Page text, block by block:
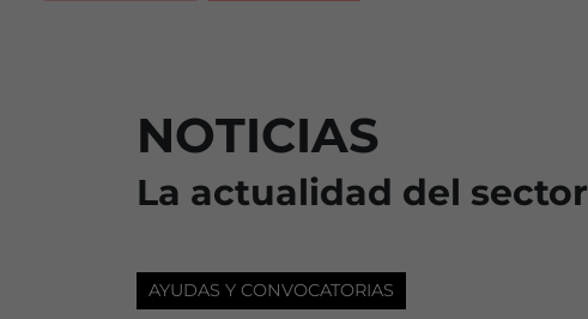
NOTICIAS
La actualidad del sector
AYUDAS Y CONVOCATORIAS